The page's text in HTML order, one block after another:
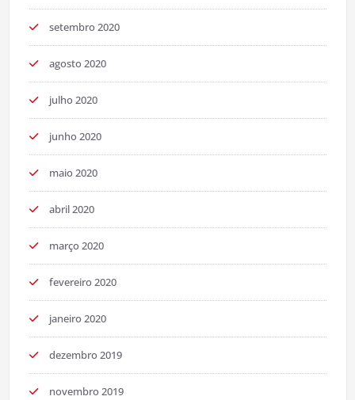
setembro 2020
agosto 2020
julho 2020
junho 2020
maio 2020
abril 2020
março 2020
fevereiro 2020
janeiro 2020
dezembro 2019
novembro 2019